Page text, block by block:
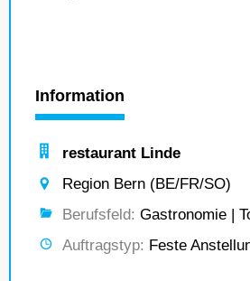
Information
restaurant Linde
Region Bern (BE/FR/SO)
Berufsfeld: Gastronomie |
Auftragstyp: Feste